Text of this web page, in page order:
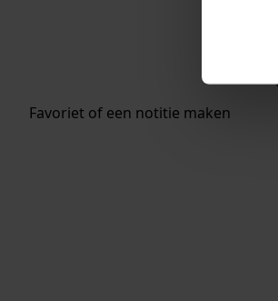
Favoriet of een notitie maken